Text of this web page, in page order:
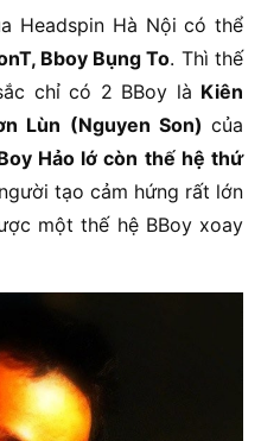
Headspin Hà Nội có thể
Bboy Bụng To. Thì thế
chỉ có 2 BBoy là Kiên
Lùn (Nguyen Son) của
Hảo lớ còn thế hệ thứ
tạo cảm hứng rất lớn
một thế hệ BBoy xoay